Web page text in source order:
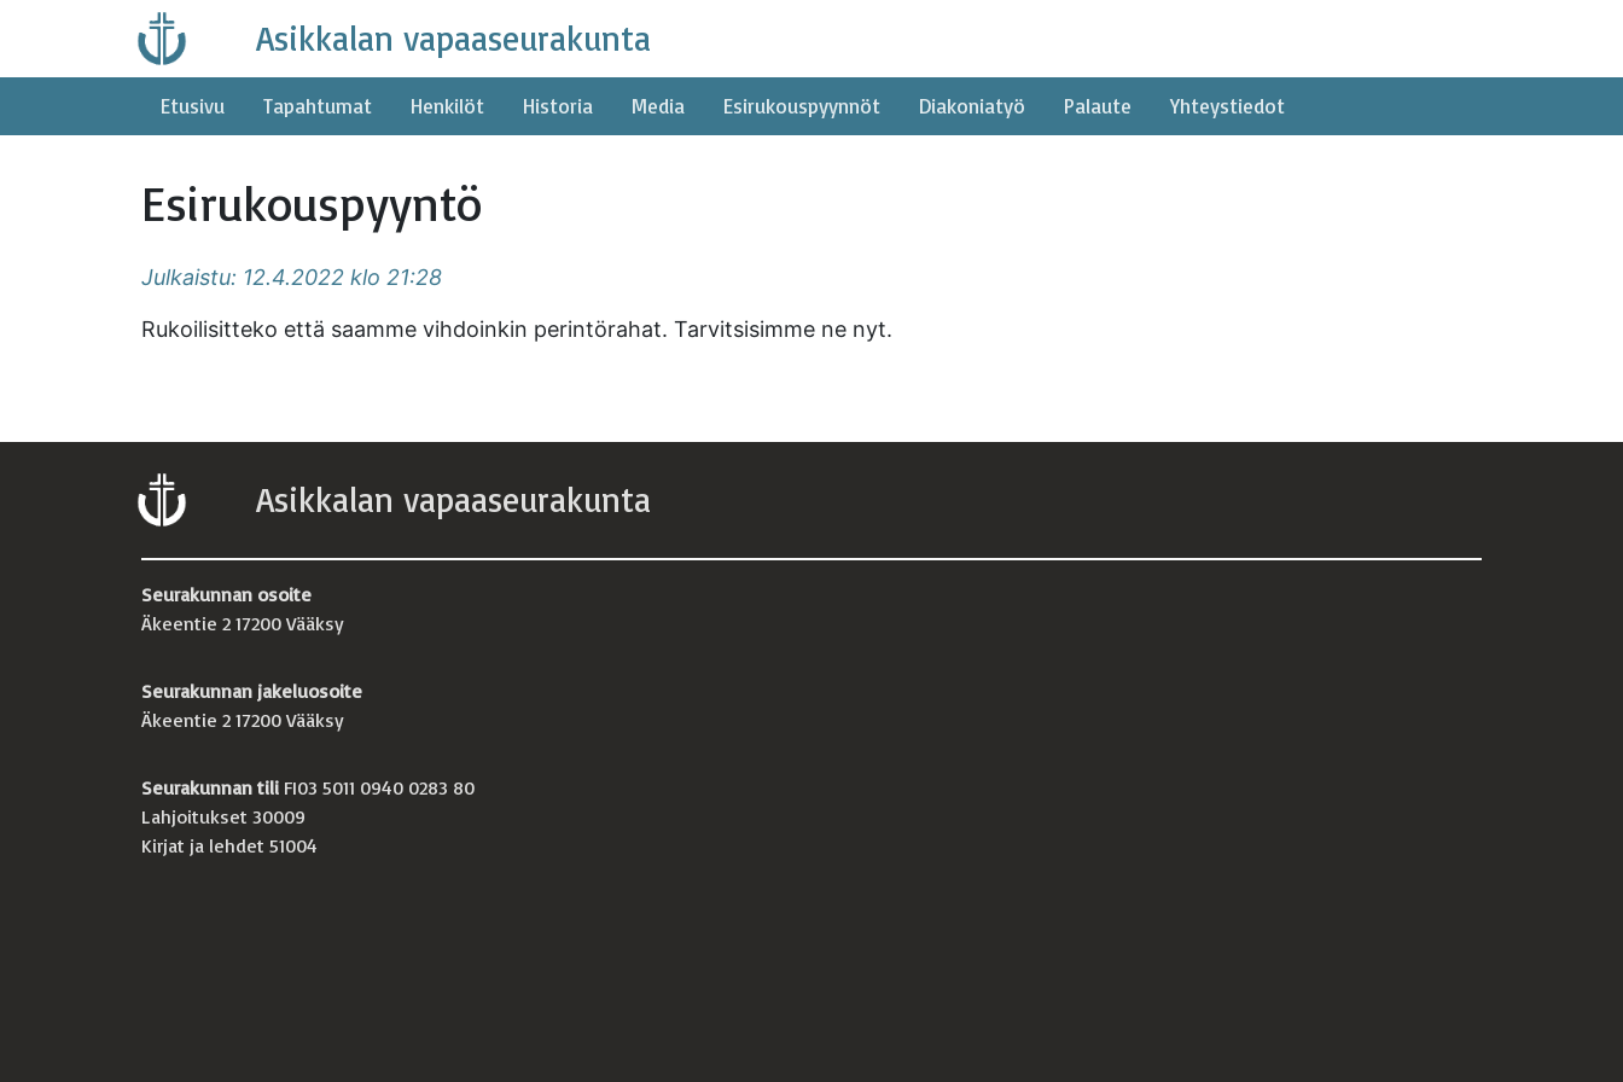
content
Asikkalan vapaaseurakunta
Etusivu Tapahtumat Henkilöt Historia Media Esirukouspyynnöt Diakoniatyö Palaute Yhteystiedot
Esirukouspyyntö
Julkaistu: 12.4.2022 klo 21:28
Rukoilisitteko että saamme vihdoinkin perintörahat. Tarvitsisimme ne nyt.
Asikkalan vapaaseurakunta
Seurakunnan osoite
Äkeentie 2 17200 Vääksy
Seurakunnan jakeluosoite
Äkeentie 2 17200 Vääksy
Seurakunnan tili FI03 5011 0940 0283 80
Lahjoitukset 30009
Kirjat ja lehdet 51004